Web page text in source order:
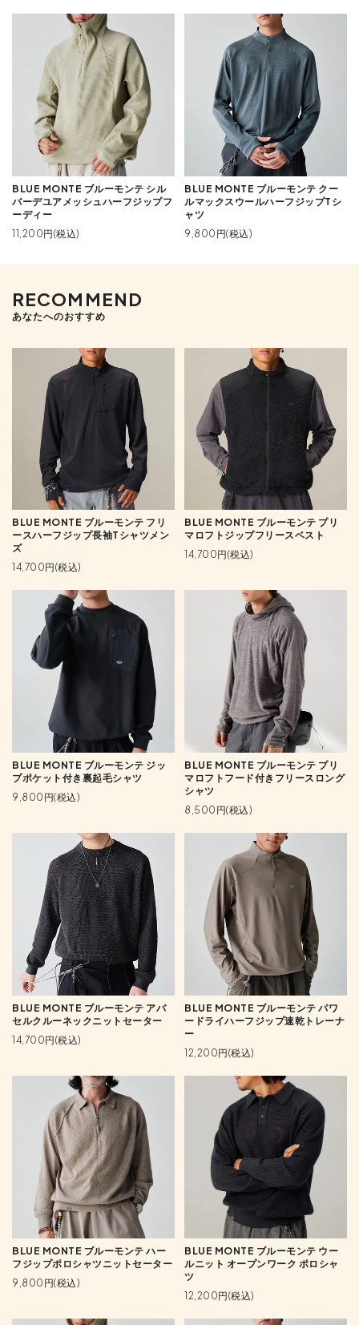
BLUE MONTE ブルーモンテ シル
バーデユアメッシュハーフジップフ
ーディー
11,200円(税込)
BLUE MONTE ブルーモンテ クー
ルマックスウールハーフジップTシ
ャツ
9,800円(税込)
RECOMMEND
あなたへのおすすめ
BLUE MONTE ブルーモンテ フリ
ースハーフジップ長袖Tシャツメン
ズ
14,700円(税込)
BLUE MONTE ブルーモンテ プリ
マロフトジップフリースベスト
14,700円(税込)
BLUE MONTE ブルーモンテ ジッ
プポケット付き裏起毛シャツ
9,800円(税込)
BLUE MONTE ブルーモンテ プリ
マロフトフード付きフリースロング
シャツ
8,500円(税込)
BLUE MONTE ブルーモンテ アバ
セルクルーネックニットセーター
14,700円(税込)
BLUE MONTE ブルーモンテ パワ
ードライハーフジップ速乾トレーナ
ー
12,200円(税込)
BLUE MONTE ブルーモンテ ハー
フジップポロシャツニットセーター
9,800円(税込)
BLUE MONTE ブルーモンテ ウー
ルニット オープンワーク ポロシャ
ツ
12,200円(税込)